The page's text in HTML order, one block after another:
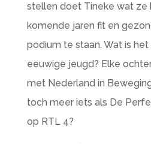
stellen doet Tineke wat ze
komende jaren fit en
podium te staan. Wat is
eeuwige jeugd? Elke
met Nederland in
toch meer iets als De
op RTL 4?